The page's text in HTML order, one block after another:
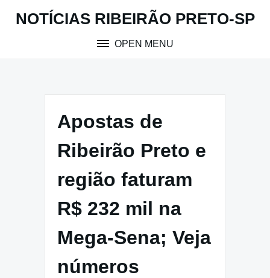
NOTÍCIAS RIBEIRÃO PRETO-SP
OPEN MENU
Apostas de
Ribeirão Preto e
região faturam
R$ 232 mil na
Mega-Sena; Veja
números